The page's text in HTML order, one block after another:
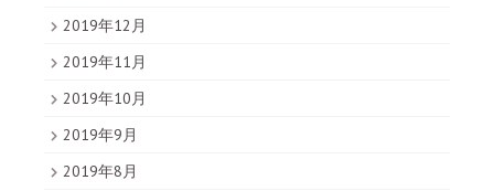
2019年12月
2019年11月
2019年10月
2019年9月
2019年8月